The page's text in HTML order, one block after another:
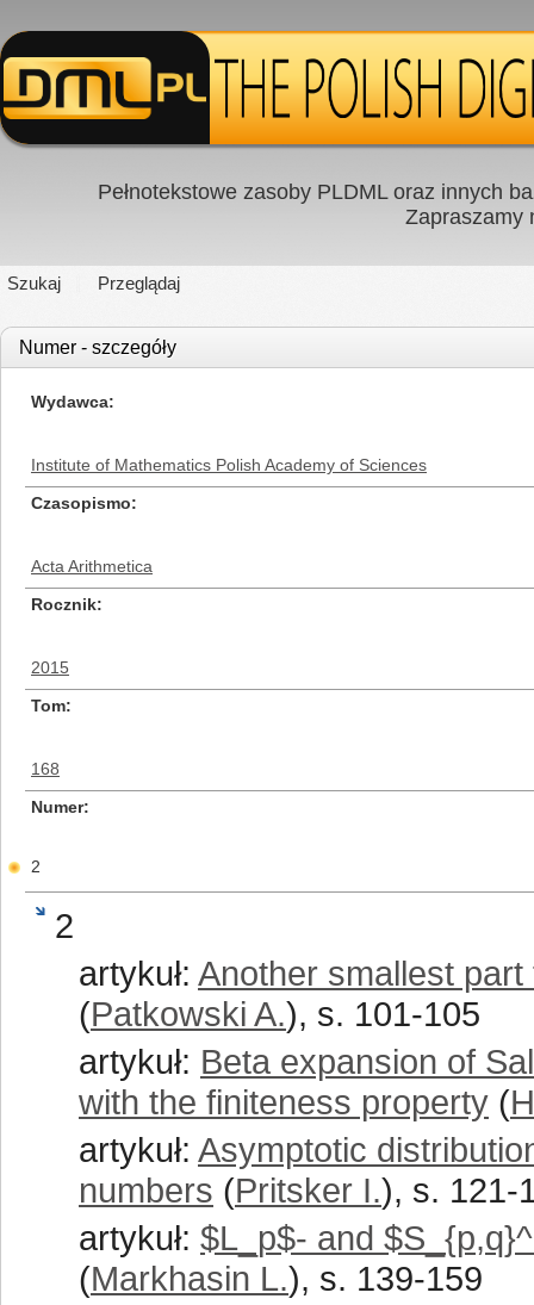
Pełnotekstowe zasoby PLDML oraz innych
Zapraszamy
Szukaj Przeglądaj
Numer - szczegóły
Wydawca
Institute of Mathematics Polish Academy of Sciences
Czasopismo
Acta Arithmetica
Rocznik
2015
Tom
168
Numer
2
2
artykuł: Another smallest
(Patkowski A.), s. 101-105
artykuł: Beta expansion of
with the finiteness property (
artykuł: Asymptotic
numbers (Pritsker I.), s. 121-
artykuł: $L_p$- and
(Markhasin L.), s. 139-159